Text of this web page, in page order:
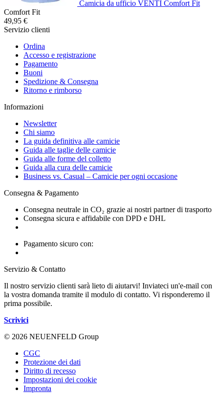
Camicia da ufficio VENTI Comfort Fit
Comfort Fit
49,95 €
Servizio clienti
Ordina
Accesso e registrazione
Pagamento
Buoni
Spedizione & Consegna
Ritorno e rimborso
Informazioni
Newsletter
Chi siamo
La guida definitiva alle camicie
Guida alle taglie delle camicie
Guida alle forme del colletto
Guida alla cura delle camicie
Business vs. Casual – Camicie per ogni occasione
Consegna & Pagamento
Consegna neutrale in CO₂ grazie ai nostri partner di trasporto
Consegna sicura e affidabile con DPD e DHL
Pagamento sicuro con:
Servizio & Contatto
Il nostro servizio clienti sarà lieto di aiutarvi! Inviateci un'e-mail con
la vostra domanda tramite il modulo di contatto. Vi risponderemo il
prima possibile.
Scrivici
© 2026 NEUENFELD Group
CGC
Protezione dei dati
Diritto di recesso
Impostazioni dei cookie
Impronta